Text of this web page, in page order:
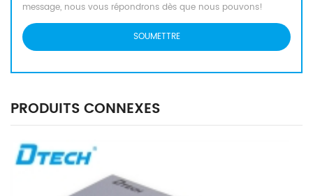
message, nous vous répondrons dès que nous pouvons!
PRODUITS CONNEXES